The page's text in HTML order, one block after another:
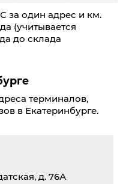
за один адрес и км.
(учитывается
до склада
терминалов,
в Екатеринбурге.
д. 76А